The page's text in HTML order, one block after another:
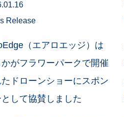
Release
（エアロエッジ）は
がフラワーパークで開催
たドローンショーにスポン
して協賛しました